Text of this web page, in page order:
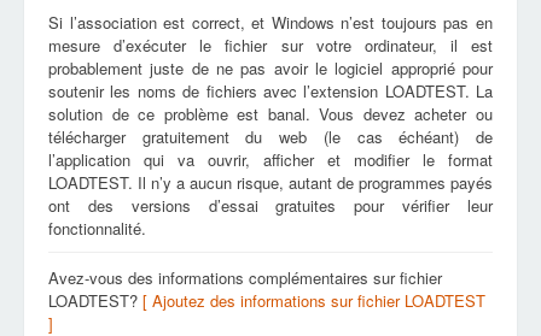
Si l’association est correct, et Windows n’est toujours pas en
mesure d’exécuter le fichier sur votre ordinateur, il est
probablement juste de ne pas avoir le logiciel approprié pour
soutenir les noms de fichiers avec l’extension LOADTEST. La
solution de ce problème est banal. Vous devez acheter ou
télécharger gratuitement du web (le cas échéant) de
l’application qui va ouvrir, afficher et modifier le format
LOADTEST. Il n’y a aucun risque, autant de programmes payés
ont des versions d’essai gratuites pour vérifier leur
fonctionnalité.
Avez-vous des informations complémentaires sur fichier
LOADTEST? [ Ajoutez des informations sur fichier LOADTEST
]